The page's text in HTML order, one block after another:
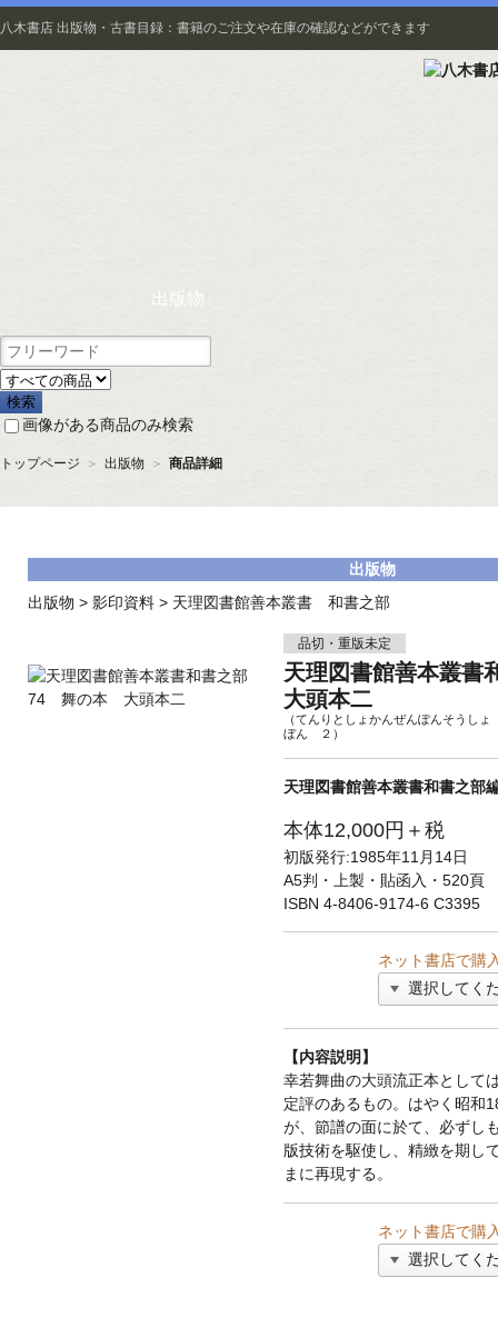
八木書店 出版物・古書目録：書籍のご注文や在庫の確認などができます
出版物
画像がある商品のみ検索
トップページ ＞ 出版物 ＞ 商品詳細
出版物
出版物 > 影印資料 > 天理図書館善本叢書 和書之部
品切・重版未定
天理図書館善本叢
大頭本二
（てんりとしょかんぜんぽんそう
ぼん ２）
天理図書館善本叢書和書之
本体12,000円＋税
初版発行:1985年11月14日
A5判・上製・貼函入・520頁
ISBN 4-8406-9174-6 C3395
ネット書店で購
【内容説明】
幸若舞曲の大頭流正本として
定評のあるもの。はやく昭和
が、節譜の面に於て、必ずし
版技術を駆使し、精緻を期し
まに再現する。
ネット書店で購